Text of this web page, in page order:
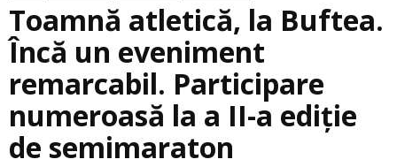
Toamnă atletică, la Buftea.
Încă un eveniment
remarcabil. Participare
numeroasă la a II-a ediţie
de semimaraton